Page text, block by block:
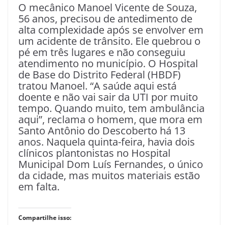
O mecânico Manoel Vicente de Souza,
56 anos, precisou de antedimento de
alta complexidade após se envolver em
um acidente de trânsito. Ele quebrou o
pé em três lugares e não conseguiu
atendimento no município. O Hospital
de Base do Distrito Federal (HBDF)
tratou Manoel. “A saúde aqui está
doente e não vai sair da UTI por muito
tempo. Quando muito, tem ambulância
aqui”, reclama o homem, que mora em
Santo Antônio do Descoberto há 13
anos. Naquela quinta-feira, havia dois
clínicos plantonistas no Hospital
Municipal Dom Luís Fernandes, o único
da cidade, mas muitos materiais estão
em falta.
Compartilhe isso: